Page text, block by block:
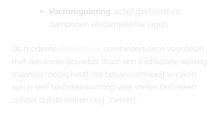
Vochtregulering: actief gestuurd via
dampopen en dampdichte lagen.
De moderne skeletbouw combineert deze voordelen
met een snelle bouwtijd. Waar een traditionele woning
maanden nodig heeft om bouwvocht kwijt te raken,
kun je een houtskeletwoning veel sneller betrekken
zonder dat de muren nog “zweten”.